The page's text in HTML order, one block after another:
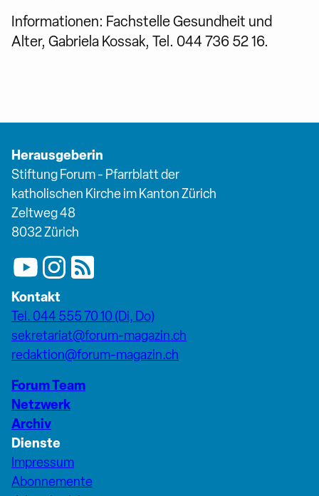
Informationen: Fachstelle Gesundheit und
Alter, Gabriela Kossak, Tel. 044 736 52 16.
Herausgeberin
Stiftung Forum - Pfarrblatt der
katholischen Kirche im Kanton Zürich
Zeltweg 48
8032 Zürich
Kontakt
Tel. 044 555 70 10 (Di, Do)
sekretariat@forum-magazin.ch
redaktion@forum-magazin.ch
Forum Team
Netzwerk
Archiv
Dienste
Impressum
Abonnemente